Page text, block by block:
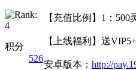
积分
526
【充值比例】1：500
【上线福利】送
安卓版本： http://